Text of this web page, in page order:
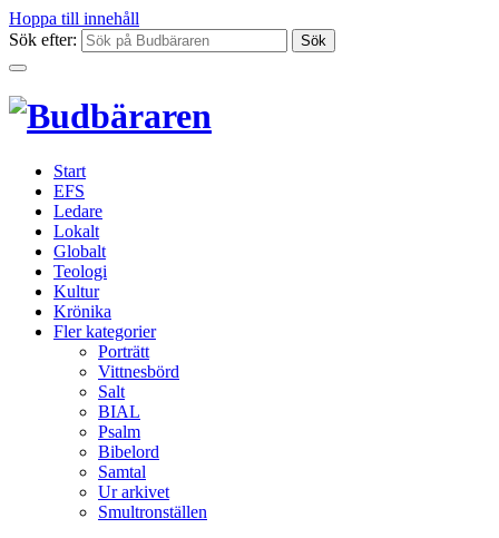
Hoppa till innehåll
Sök efter:
Start
EFS
Ledare
Lokalt
Globalt
Teologi
Kultur
Krönika
Fler kategorier
Porträtt
Vittnesbörd
Salt
BIAL
Psalm
Bibelord
Samtal
Ur arkivet
Smultronställen